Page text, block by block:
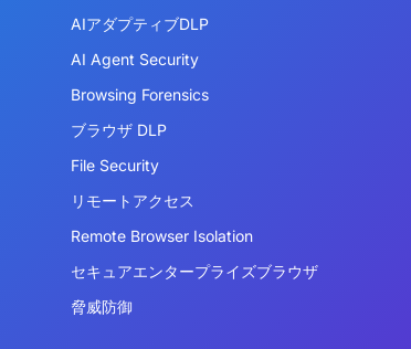
AIアダプティブDLP
AI Agent Security
Browsing Forensics
ブラウザ DLP
File Security
リモートアクセス
Remote Browser Isolation
セキュアエンタープライズブラウザ
脅威防御